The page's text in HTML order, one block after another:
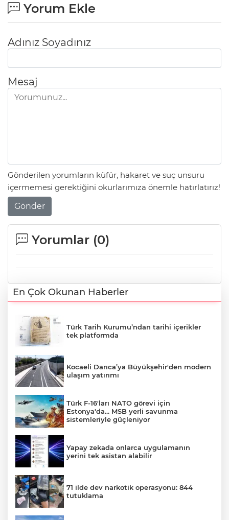
Yorum Ekle
Adınız Soyadınız
Mesaj
Gönderilen yorumların küfür, hakaret ve suç unsuru
içermemesi gerektiğini okurlarımıza önemle hatırlatırız!
Gönder
Yorumlar (0)
En Çok Okunan Haberler
Türk Tarih Kurumu’ndan tarihi içerikler
tek platformda
Kocaeli Darıca’ya Büyükşehir'den modern
ulaşım yatırımı
Türk F-16'ları NATO görevi için
Estonya'da... MSB yerli savunma
sistemleriyle güçleniyor
Yapay zekada onlarca uygulamanın
yerini tek asistan alabilir
71 ilde dev narkotik operasyonu: 844
tutuklama